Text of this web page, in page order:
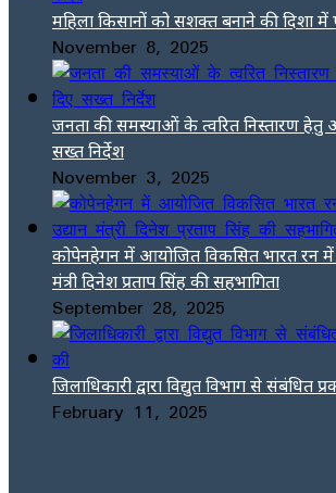
महिला किसानों को सशक्त बनाने की दिशा
November 8, 2025
जनता की समस्याओं के त्वरित निस्तारण हेतु
सख्त निर्देश
November 3, 2025
कोपेनहेगन में आयोजित विकसित भारत रन में
मंत्री दिनेश प्रताप सिंह की सहभागिता
September 28, 2025
जिलाधिकारी द्वारा विद्युत विभाग से संबंधित
February 11, 2025